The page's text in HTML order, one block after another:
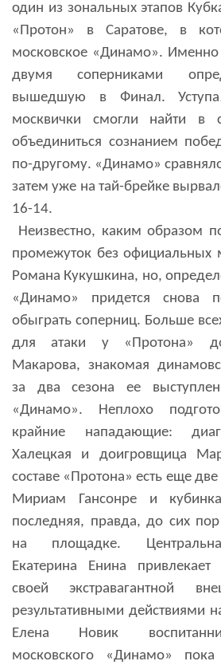
один из зональных этапов
«Протон» в Саратове, в
московское «Динамо».
двумя соперниками
вышедшую в Финал.
москвички смогли найти в
объединиться сознанием
по-другому. «Динамо»
затем уже на тай-брейке
16-14.
Неизвестно, каким образом
промежуток без официальных
Романа Кукушкина, но,
«Динамо» придется снова
обыграть соперниц. Больше
для атаки у «Протона»
Макарова, знакомая
за два сезона ее
«Динамо». Неплохо
крайние нападающие:
Халецкая и доигровщица
составе «Протона» есть еще
Мириам Гансонре и
последняя, правда, до сих
на площадке.
Екатерина Енина
своей экстравагантной
результативными действиями
Елена Новик
московского «Динамо»